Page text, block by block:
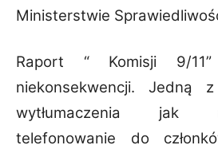
Ministerstwie
Raport “ Komisji 9/
niekonsekwencji.
wytłumaczenia jak
telefonowanie do